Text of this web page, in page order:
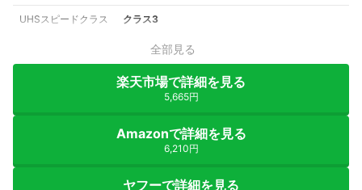
UHSスピードクラス クラス3
全部見る
楽天市場で詳細を見る
5,665円
Amazonで詳細を見る
6,210円
ヤフーで詳細を見る